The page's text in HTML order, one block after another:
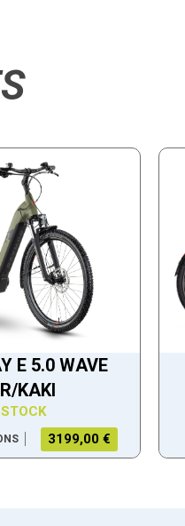
E 5.0 WAVE
KAKI
3199,00 €